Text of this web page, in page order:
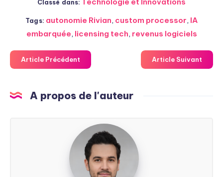
Classé dans:
Tags: autonomie Rivian, custom processor, IA
embarquée, licensing tech, revenus logiciels
Article Précédent Article Suivant
A propos de l'auteur
Steven
Soarez